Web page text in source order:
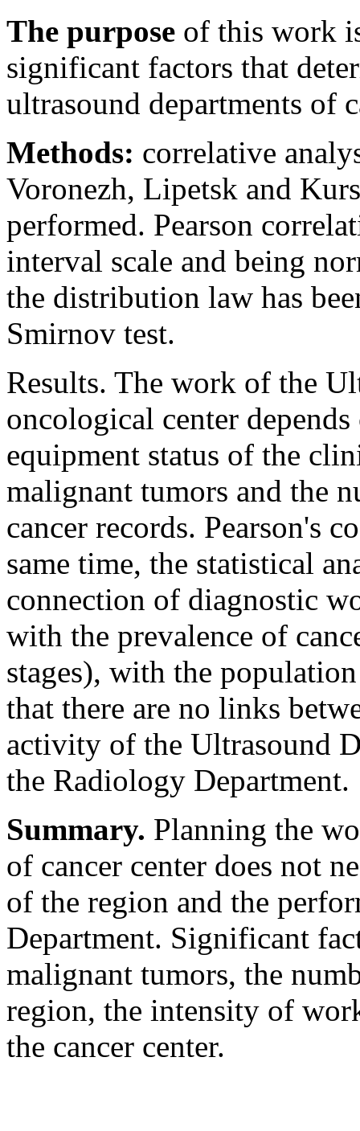
The purpose of this work
significant factors that
ultrasound departments of
Methods: correlative
Voronezh, Lipetsk and
performed. Pearson
interval scale and being
the distribution law has
Smirnov test.
Results. The work of the
oncological center
equipment status of the
malignant tumors and the
cancer records. Pearson's
same time, the statistical
connection of diagnostic
with the prevalence of
stages), with the
that there are no links
activity of the Ultrasound
the Radiology Department.
Summary. Planning the
of cancer center does not
of the region and the
Department. Significant
malignant tumors, the
region, the intensity of
the cancer center.